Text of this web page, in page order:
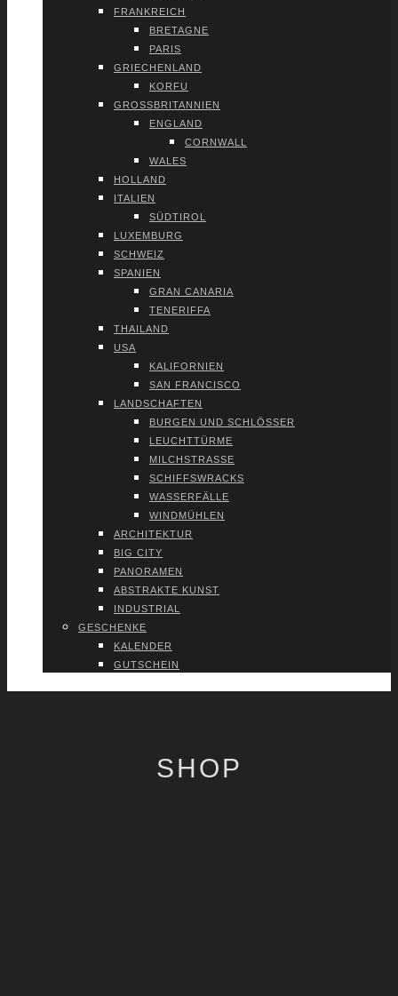
FRANK­REICH
BRE­TA­GNE
PARIS
GRIE­CHEN­LAND
KOR­FU
GROSS­BRI­TAN­NI­EN
ENG­LAND
CORN­WALL
WALES
HOL­LAND
ITA­LI­EN
SÜD­TI­ROL
LUXEM­BURG
SCHWEIZ
SPA­NI­EN
GRAN CANA­RIA
TENE­RIF­FA
THAI­LAND
USA
KALI­FOR­NI­EN
SAN FRAN­CIS­CO
LAND­SCHAF­TEN
BUR­GEN UND SCHLÖS­SER
LEUCHT­TÜR­ME
MILCH­STRAS­SE
SCHIFFS­WRACKS
WAS­SER­FÄL­LE
WIND­MÜH­LEN
ARCHI­TEK­TUR
BIG CITY
PAN­ORA­MEN
ABS­TRAK­TE KUNST
INDUS­TRI­AL
GESCHEN­KE
KALEN­DER
GUT­SCHEIN
SHOP